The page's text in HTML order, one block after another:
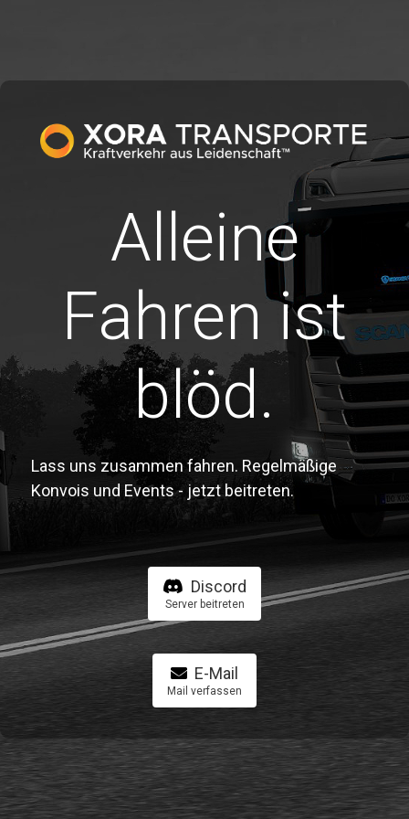
Alleine
Fahren ist
blöd.
Lass uns zusammen fahren. Regelmäßige
Konvois und Events - jetzt beitreten.
Discord
Server beitreten
E-Mail
Mail verfassen